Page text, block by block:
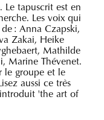
Le tapuscrit est en
Les voix qui
: Anna Czapski,
Zakai, Heike
, Mathilde
, Marine Thévenet.
le groupe et le
aussice très
'the art of